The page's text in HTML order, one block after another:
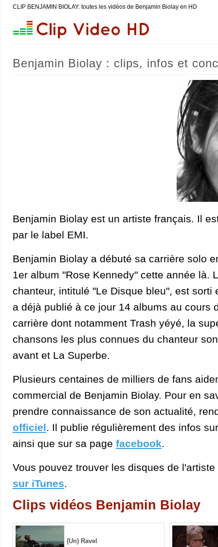
CLIP BENJAMIN BIOLAY: toutes les vidéos de Benjamin Biolay en HD
Benjamin Biolay : clips, infos et
Benjamin Biolay est un artiste français. Il
par le label EMI.
Benjamin Biolay a débuté sa carrière solo
1er album "Rose Kennedy" cette année là.
chanteur, intitulé "Le Disque bleu", est sorti
a déjà publié à ce jour 14 albums au cours
carrière dont notamment Trash yéyé, la
chansons les plus connues du chanteur
avant et La Superbe.
Plusieurs centaines de milliers de fans
commercial de Benjamin Biolay. Pour en
prendre connaissance de son actualité,
officiel. Il publie régulièrement des infos
ainsi que sur sa page facebook.
Vous pouvez trouver les disques de
sur iTunes.
Clips vidéos Benjamin Biolay
(Un) Ravel